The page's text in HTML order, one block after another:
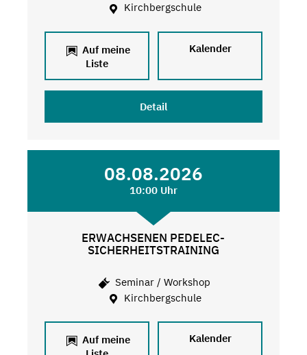
Kirchbergschule
Auf meine
Liste
Kalender
Detail
08.08.2026
10:00 Uhr
ERWACHSENEN PEDELEC-
SICHERHEITSTRAINING
Seminar / Workshop
Kirchbergschule
Auf meine
Kalender